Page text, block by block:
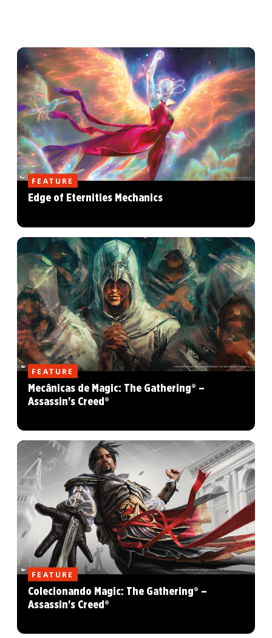
FEATURE
Edge of Eternities Mechanics
FEATURE
Mecânicas de Magic: The Gathering® –
Assassin's Creed®
FEATURE
Colecionando Magic: The Gathering® –
Assassin's Creed®